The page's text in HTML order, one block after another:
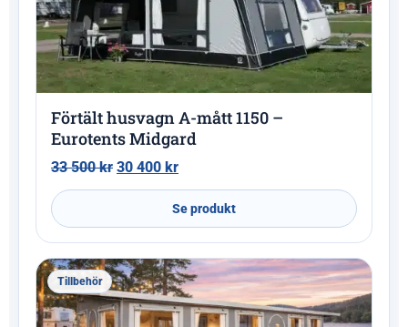
Förtält husvagn A-mått 1150 –
Eurotents Midgard
33 500kr 30 400 kr
Se produkt
Tillbehör